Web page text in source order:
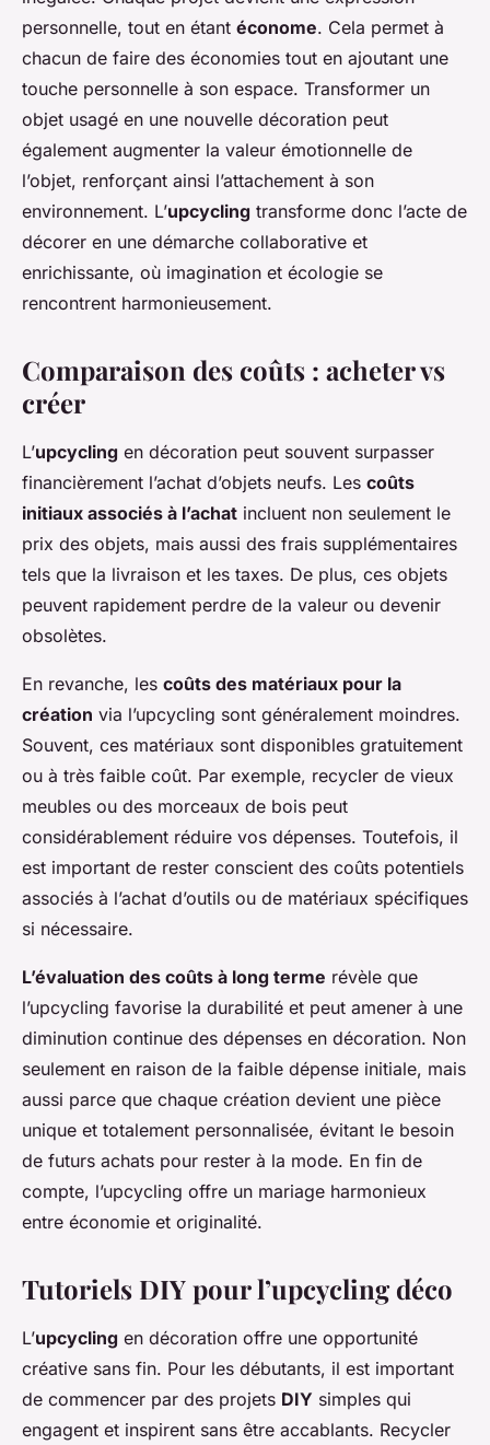
personnelle, tout en étant économe. Cela permet à
chacun de faire des économies tout en ajoutant une
touche personnelle à son espace. Transformer un
objet usagé en une nouvelle décoration peut
également augmenter la valeur émotionnelle de
l’objet, renforçant ainsi l’attachement à son
environnement. L’upcycling transforme donc l’acte de
décorer en une démarche collaborative et
enrichissante, où imagination et écologie se
rencontrent harmonieusement.
Comparaison des coûts : acheter vs
créer
L’upcycling en décoration peut souvent surpasser
financièrement l’achat d’objets neufs. Les coûts
initiaux associés à l’achat incluent non seulement le
prix des objets, mais aussi des frais supplémentaires
tels que la livraison et les taxes. De plus, ces objets
peuvent rapidement perdre de la valeur ou devenir
obsolètes.
En revanche, les coûts des matériaux pour la
création via l’upcycling sont généralement moindres.
Souvent, ces matériaux sont disponibles gratuitement
ou à très faible coût. Par exemple, recycler de vieux
meubles ou des morceaux de bois peut
considérablement réduire vos dépenses. Toutefois, il
est important de rester conscient des coûts potentiels
associés à l’achat d’outils ou de matériaux spécifiques
si nécessaire.
L’évaluation des coûts à long terme révèle que
l’upcycling favorise la durabilité et peut amener à une
diminution continue des dépenses en décoration. Non
seulement en raison de la faible dépense initiale, mais
aussi parce que chaque création devient une pièce
unique et totalement personnalisée, évitant le besoin
de futurs achats pour rester à la mode. En fin de
compte, l’upcycling offre un mariage harmonieux
entre économie et originalité.
Tutoriels DIY pour l’upcycling déco
L’upcycling en décoration offre une opportunité
créative sans fin. Pour les débutants, il est important
de commencer par des projets DIY simples qui
engagent et inspirent sans être accablants. Recycler